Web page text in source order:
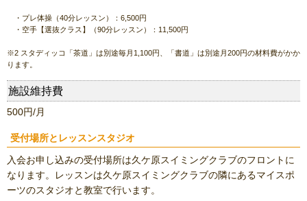
・プレ体操（40分レッスン）：6,500円
・空手【選抜クラス】（90分レッスン）：11,500円
※2 スタディッコ「茶道」は別途毎月1,100円、「書道」は別途月200円の材料費がかか
ります。
施設維持費
500円/月
受付場所とレッスンスタジオ
入会お申し込みの受付場所は久ケ原スイミングクラブのフロントに
なります。レッスンは久ケ原スイミングクラブの隣にあるマイスポ
ーツのスタジオと教室で行います。